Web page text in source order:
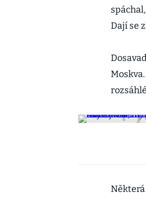
Dají se